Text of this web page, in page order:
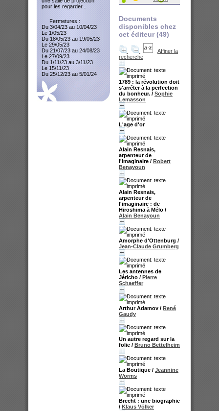
Documents
disponibles chez
cet éditeur (49)
Affiner la
recherche
1789 : la révolution doit
s'arrêter à la perfection
du bonheur. / Sophie
Lemasson
L'age d'or
Alain Resnais,
arpenteur de
l'imaginaire / Robert
Benayoun
Alain Resnais,
arpenteur de
l'imaginaire : de
Hiroshima à Mélo /
Alain Benayoun
Amorphe d'Ottenburg /
Jean-Claude Grumberg
Les antennes de
Jéricho / Pierre
Schaeffer
Arthur Adamov / René
Gaudy
Un autre regard sur la
folie / Bruno Bettelheim
La Boutique / Jeannine
Worms
Brecht : une biographie
/ Klaus Völker
pour les regarder...
Fermetures :
Du 3/04/23 au 10/04/23
Le 1/05/23
Du 18/05/23 au 19/05/23
Le 29/05/23
Du 21/07/23 au 24/08/23
Le 27/09/23
Du 1/11/23 au 3/11/23
Le 15/11/23
Du 25/12/23 au 5/01/24